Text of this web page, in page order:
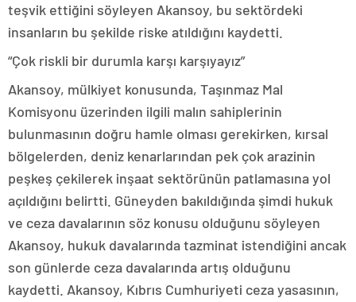
teşvik ettiğini söyleyen Akansoy, bu sektördeki
insanların bu şekilde riske atıldığını kaydetti.
“Çok riskli bir durumla karşı karşıyayız”
Akansoy, mülkiyet konusunda, Taşınmaz Mal
Komisyonu üzerinden ilgili malın sahiplerinin
bulunmasının doğru hamle olması gerekirken, kırsal
bölgelerden, deniz kenarlarından pek çok arazinin
peşkeş çekilerek inşaat sektörünün patlamasına yol
açıldığını belirtti. Güneyden bakıldığında şimdi hukuk
ve ceza davalarının söz konusu olduğunu söyleyen
Akansoy, hukuk davalarında tazminat istendiğini ancak
son günlerde ceza davalarında artış olduğunu
kaydetti. Akansoy, Kıbrıs Cumhuriyeti ceza yasasının,